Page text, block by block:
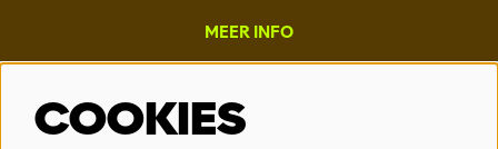
MEER INFO
Vacatures
Events & Partnerships
COOKIES